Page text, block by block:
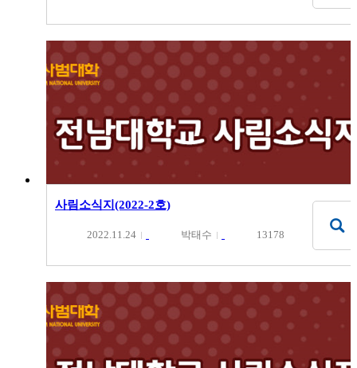
사림소식지(2022-2호)
2022.11.24 박태수 13178